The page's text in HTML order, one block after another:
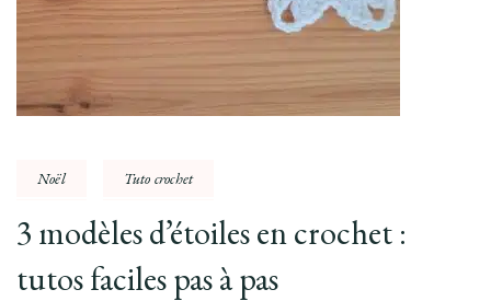
Noël Tuto crochet
3 modèles d’étoiles en crochet :
tutos faciles pas à pas